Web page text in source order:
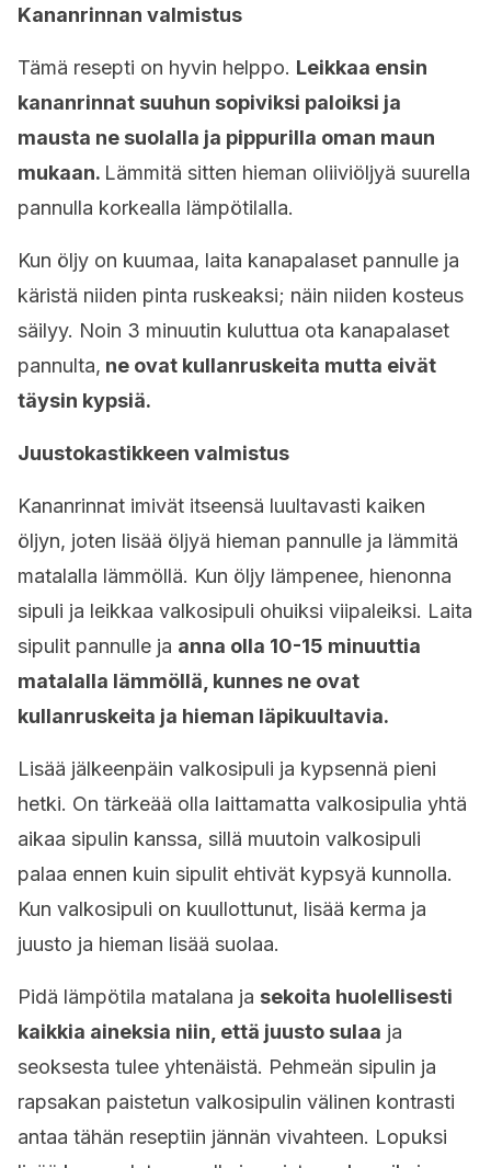
Kananrinnan valmistus
Tämä resepti on hyvin helppo. Leikkaa ensin
kananrinnat suuhun sopiviksi paloiksi ja
mausta ne suolalla ja pippurilla oman maun
mukaan. Lämmitä sitten hieman oliiviöljyä suurella
pannulla korkealla lämpötilalla.
Kun öljy on kuumaa, laita kanapalaset pannulle ja
käristä niiden pinta ruskeaksi; näin niiden kosteus
säilyy. Noin 3 minuutin kuluttua ota kanapalaset
pannulta, ne ovat kullanruskeita mutta eivät
täysin kypsiä.
Juustokastikkeen valmistus
Kananrinnat imivät itseensä luultavasti kaiken
öljyn, joten lisää öljyä hieman pannulle ja lämmitä
matalalla lämmöllä. Kun öljy lämpenee, hienonna
sipuli ja leikkaa valkosipuli ohuiksi viipaleiksi. Laita
sipulit pannulle ja anna olla 10-15 minuuttia
matalalla lämmöllä, kunnes ne ovat
kullanruskeita ja hieman läpikuultavia.
Lisää jälkeenpäin valkosipuli ja kypsennä pieni
hetki. On tärkeää olla laittamatta valkosipulia yhtä
aikaa sipulin kanssa, sillä muutoin valkosipuli
palaa ennen kuin sipulit ehtivät kypsyä kunnolla.
Kun valkosipuli on kuullottunut, lisää kerma ja
juusto ja hieman lisää suolaa.
Pidä lämpötila matalana ja sekoita huolellisesti
kaikkia aineksia niin, että juusto sulaa ja
seoksesta tulee yhtenäistä. Pehmeän sipulin ja
rapsakan paistetun valkosipulin välinen kontrasti
antaa tähän reseptiin jännän vivahteen. Lopuksi